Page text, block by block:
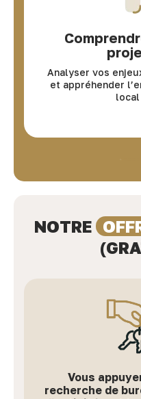
Analyser vos
et appréhender
local
NOTRE
Vous
recherche de